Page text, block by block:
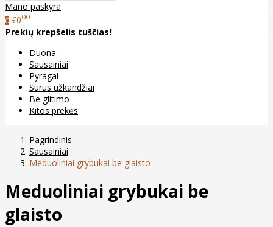
Mano paskyra
0 €000
Prekių krepšelis tuščias!
Duona
Sausainiai
Pyragai
Sūrūs užkandžiai
Be glitimo
Kitos prekės
Pagrindinis
Sausainiai
Meduoliniai grybukai be glaisto
Meduoliniai grybukai be
glaisto